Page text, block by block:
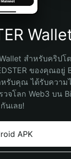
สำหรับคริปโ
ของคุณอยู่
รับคุณ ได้รับความ
จโลก Web3 บน
นเลย!
APK